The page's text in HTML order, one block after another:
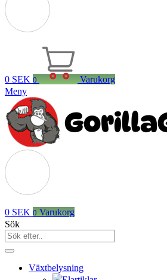
0 SEK 0
Varukorg
Meny
0 SEK 0 Varukorg
Sök
Växtbelysning